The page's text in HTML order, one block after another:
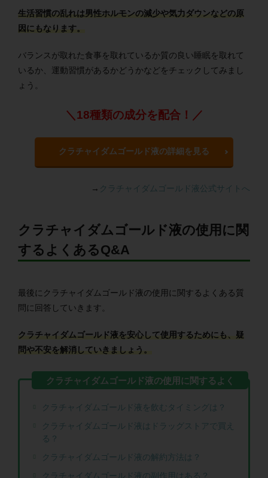
生活習慣の乱れは男性ホルモンの減少や気力ダウンなどの原
因にもなります。
バランスが取れた食事を取れているか質の良い睡眠を取れて
いるか、運動習慣があるかどうかなどをチェックしてみまし
ょう。
＼18種類の成分を配合！／
クラチャイダムゴールド液の詳細を見る
→ クラチャイダムゴールド液公式サイトへ
クラチャイダムゴールド液の使用に関
するよくあるQ&A
最後にクラチャイダムゴールド液の使用に関するよくある質
問に回答していきます。
クラチャイダムゴールド液を安心して使用するためにも、疑
問や不安を解消していきましょう。
クラチャイダムゴールド液を飲むタイミングは？
クラチャイダムゴールド液はドラッグストアで買え
る？
クラチャイダムゴールド液の解約方法は？
クラチャイダムゴールド液の副作用はある？